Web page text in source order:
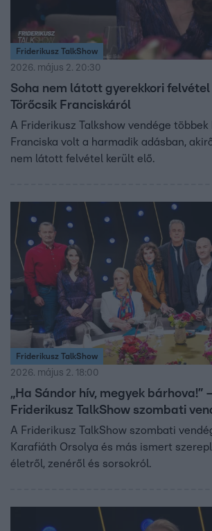
Friderikusz TalkShow
2026. május 2. 20:30
Soha nem látott gyerekkori
Törőcsik Franciskáról
A Friderikusz Talkshow vendége többek
Franciska volt a harmadik adásban,
nem látott felvétel került elő.
Friderikusz TalkShow
2026. május 2. 18:00
„Ha Sándor hív, megyek bárhova!”
Friderikusz TalkShow szombati
A Friderikusz TalkShow szombati
Karafiáth Orsolya és más ismert
életről, zenéről és sorsokról.